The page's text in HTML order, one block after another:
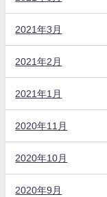
2021年3月
2021年2月
2021年1月
2020年11月
2020年10月
2020年9月